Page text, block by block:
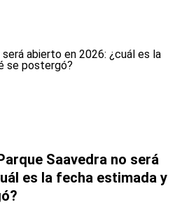
Saavedra no será
es la fecha estimada y